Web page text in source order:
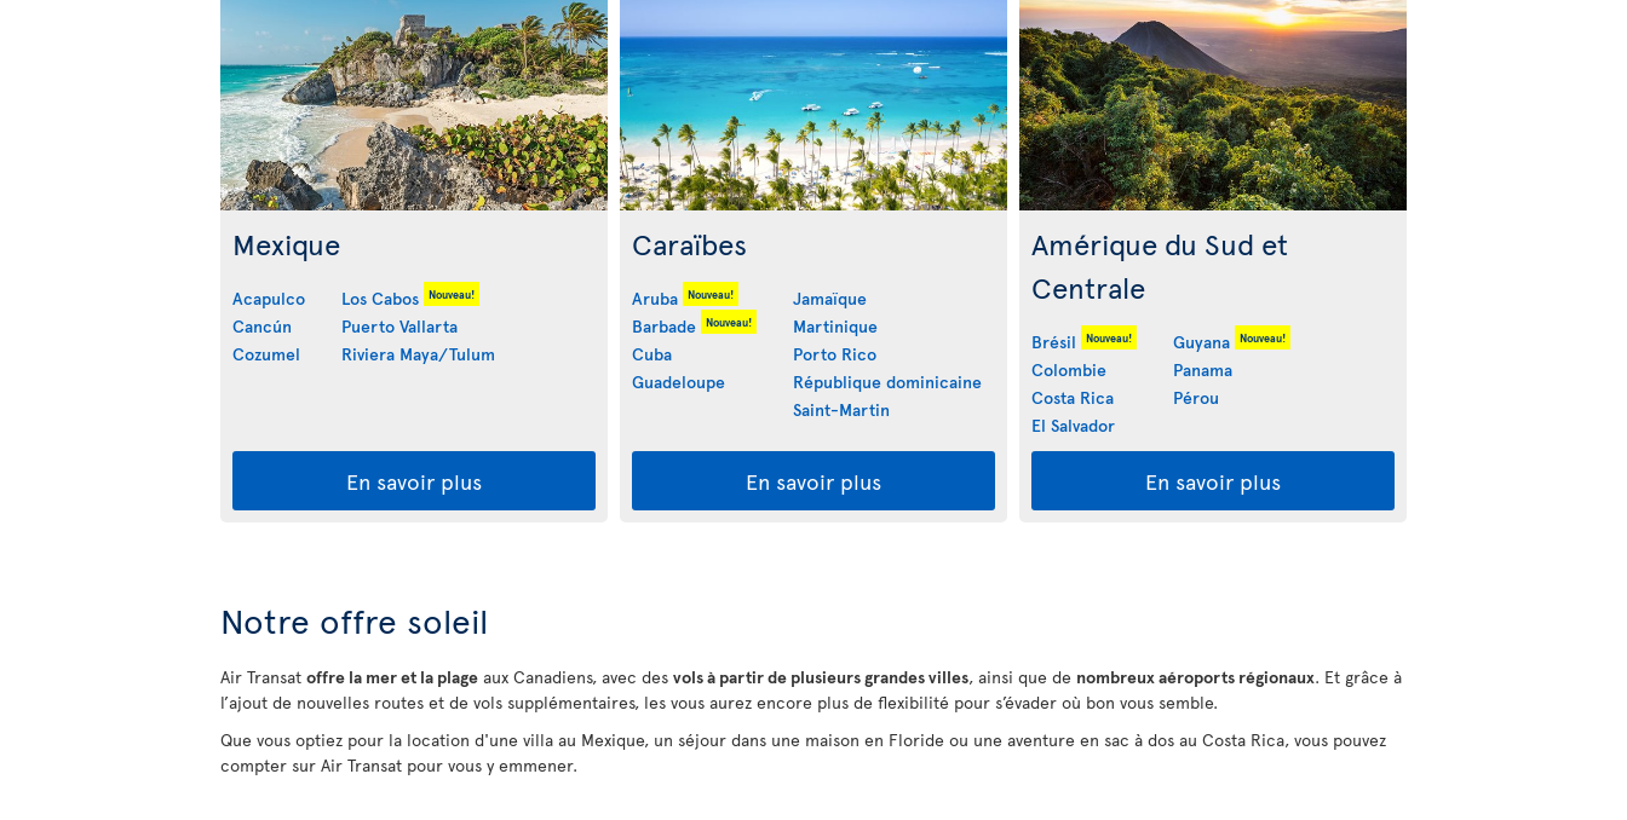
Mexique
Acapulco
Cancún
Cozumel
Los Cabos Nouveau!
Puerto Vallarta
Riviera Maya/Tulum
En savoir plus
Caraïbes
Aruba Nouveau!
Barbade Nouveau!
Cuba
Guadeloupe
Jamaïque
Martinique
Porto Rico
République dominicaine
Saint-Martin
En savoir plus
Amérique du Sud et
Centrale
Brésil Nouveau!
Colombie
Costa Rica
El Salvador
Guyana Nouveau!
Panama
Pérou
En savoir plus
Notre offre soleil
Air Transat offre la mer et la plage aux Canadiens, avec des vols à partir de plusieurs grandes villes, ainsi que de nombreux aéroports régionaux. Et grâce à
l’ajout de nouvelles routes et de vols supplémentaires, les vous aurez encore plus de flexibilité pour s’évader où bon vous semble.
Que vous optiez pour la location d'une villa au Mexique, un séjour dans une maison en Floride ou une aventure en sac à dos au Costa Rica, vous pouvez
compter sur Air Transat pour vous y emmener.